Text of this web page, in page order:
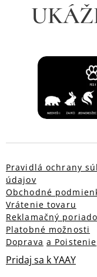
Pravidlá ochrany
údajov
Obchodné
Vrátenie tovaru
Reklamačný
Platobné možnosti
Doprava a Poistenie
Pridaj sa k YAAY